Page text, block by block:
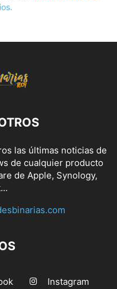
las últimas noticias de
de cualquier producto
de Apple, Synology,
Instagram